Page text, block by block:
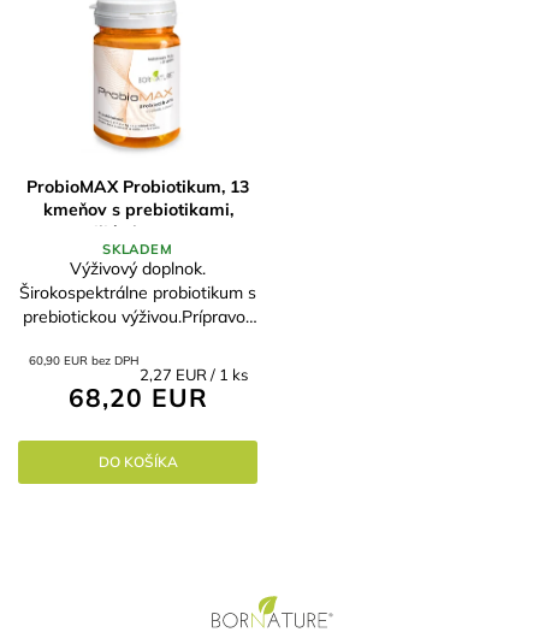
ProbioMAX Probiotikum, 13
kmeňov s prebiotikami,
60Miliárd CFU v 1g
SKLADEM
60,90 EUR bez DPH
68,20 EUR
Jednotková
cena:
2,27 EUR / 1 ks
DO KOŠÍKA
Výživový doplnok.
Širokospektrálne probiotikum s
prebiotickou výživou.Prípravok
preventívnom užívaní a
dostatočnom množstve
prebiotík v strave sa "obden",...